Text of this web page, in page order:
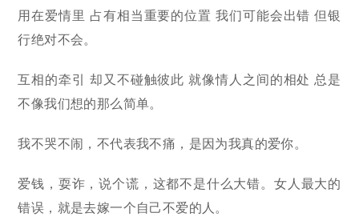
用在爱情里 占有相当重要的位置 我们可能会出错 但银
行绝对不会。
互相的牵引 却又不碰触彼此 就像情人之间的相处 总是
不像我们想的那么简单。
我不哭不闹，不代表我不痛，是因为我真的爱你。
爱钱，耍诈，说个谎，这都不是什么大错。女人最大的
错误，就是去嫁一个自己不爱的人。